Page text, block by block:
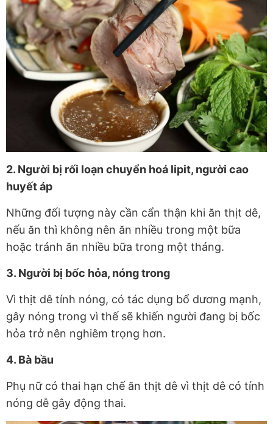
2. Người bị rối loạn chuyển hoá lipit, người cao
huyết áp
Những đối tượng này cần cẩn thận khi ăn thịt dê,
nếu ăn thì không nên ăn nhiều trong một bữa
hoặc tránh ăn nhiều bữa trong một tháng.
3. Người bị bốc hỏa, nóng trong
Vì thịt dê tính nóng, có tác dụng bổ dương mạnh,
gây nóng trong vì thế sẽ khiến người đang bị bốc
hỏa trở nên nghiêm trọng hơn.
4. Bà bầu
Phụ nữ có thai hạn chế ăn thịt dê vì thịt dê có tính
nóng dễ gây động thai.